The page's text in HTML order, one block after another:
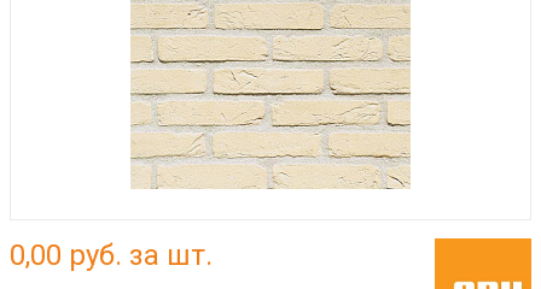
0,00 руб. за шт.